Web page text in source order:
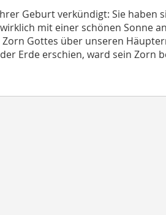
Geburt verkündigt: Sie haben
mit einer schönen Sonne
Gottes über unseren
Erde erschien, ward sein Zorn